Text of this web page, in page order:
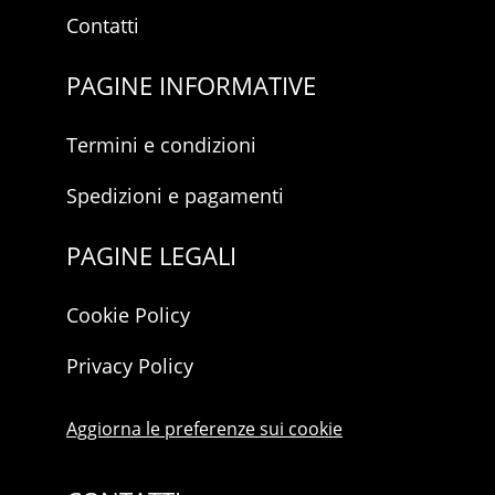
Contatti
PAGINE INFORMATIVE
Termini e condizioni
Spedizioni e pagamenti
PAGINE LEGALI
Cookie Policy
Privacy Policy
Aggiorna le preferenze sui cookie